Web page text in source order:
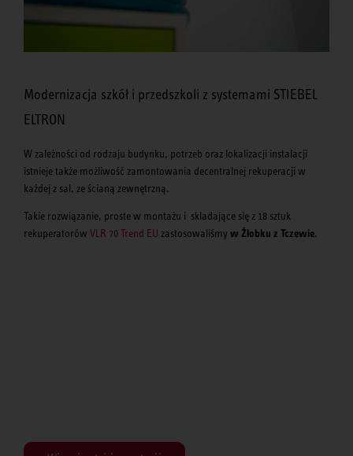
Modernizacja szkół i przedszkoli z systemami STIEBEL
ELTRON
W zależności od rodzaju budynku, potrzeb oraz lokalizacji instalacji
istnieje także możliwość zamontowania decentralnej rekuperacji w
każdej z sal, ze ścianą zewnętrzną.
Takie rozwiązanie, proste w montażu i skladające się z 18 sztuk
rekuperatorów VLR 70 Trend EU zastosowaliśmy w Żłobku z Tczewie.